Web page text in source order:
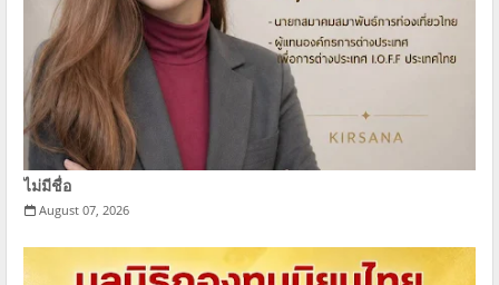
ไม่มีชื่อ
August 07, 2026